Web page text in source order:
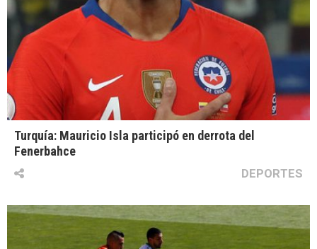
Turquía: Mauricio Isla participó en derrota del
Fenerbahce
DEPORTES